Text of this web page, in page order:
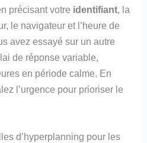
précisant votre identifiant, la
le navigateur et l’heure de
avez essayé sur un autre
de réponse variable,
en période calme. En
l’urgence pour prioriser le
d’hyperplanning pour les